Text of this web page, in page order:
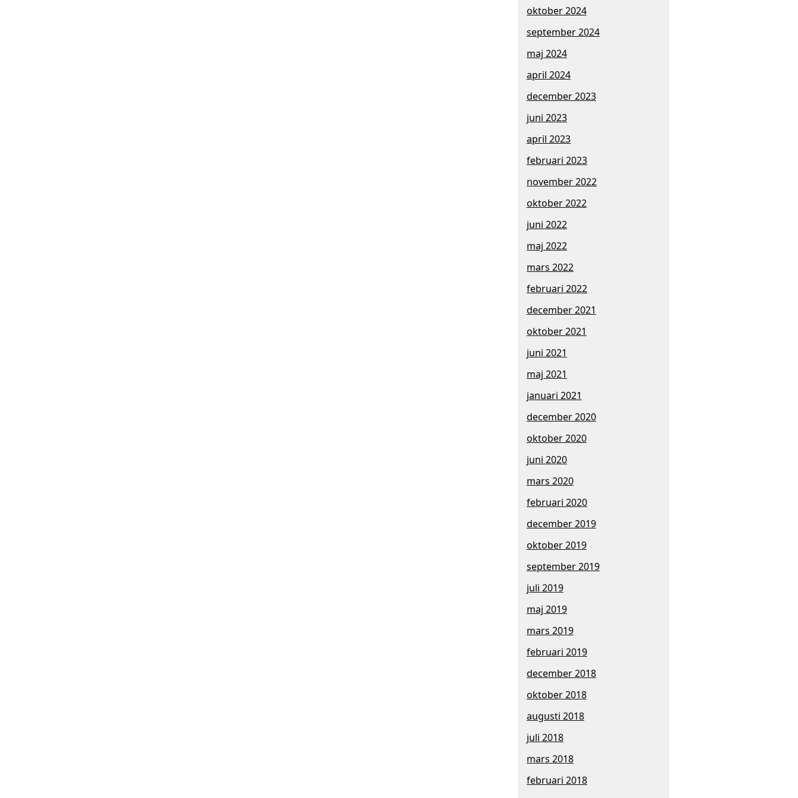
oktober 2024
september 2024
maj 2024
april 2024
december 2023
juni 2023
april 2023
februari 2023
november 2022
oktober 2022
juni 2022
maj 2022
mars 2022
februari 2022
december 2021
oktober 2021
juni 2021
maj 2021
januari 2021
december 2020
oktober 2020
juni 2020
mars 2020
februari 2020
december 2019
oktober 2019
september 2019
juli 2019
maj 2019
mars 2019
februari 2019
december 2018
oktober 2018
augusti 2018
juli 2018
mars 2018
februari 2018